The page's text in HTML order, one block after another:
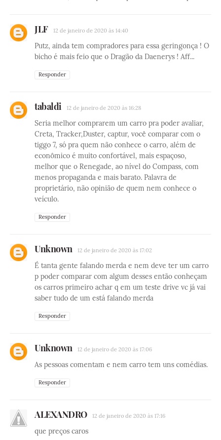
JLF 12 de janeiro de 2020 às 14:40
Putz, ainda tem compradores para essa geringonça ! O
bicho é mais feio que o Dragão da Daenerys ! Aff...
Responder
tabaldi 12 de janeiro de 2020 às 16:28
Seria melhor comprarem um carro pra poder avaliar,
Creta, Tracker,Duster, captur, você comparar com o
tiggo 7, só pra quem não conhece o carro, além de
econômico é muito confortável, mais espaçoso,
melhor que o Renegade, ao nível do Compass, com
menos propaganda e mais barato. Palavra de
proprietário, não opinião de quem nem conhece o
veículo.
Responder
Unknown 12 de janeiro de 2020 às 17:02
É tanta gente falando merda e nem deve ter um carro
p poder comparar com algum desses então conheçam
os carros primeiro achar q em um teste drive vc já vai
saber tudo de um está falando merda
Responder
Unknown 12 de janeiro de 2020 às 17:06
As pessoas comentam e nem carro tem uns comédias.
Responder
ALEXANDRO 12 de janeiro de 2020 às 17:16
que preços caros